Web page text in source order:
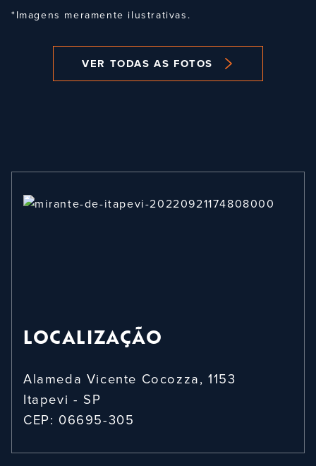
*Imagens meramente ilustrativas.
VER TODAS AS FOTOS
LOCALIZAÇÃO
Alameda Vicente Cocozza, 1153
Itapevi - SP
CEP: 06695-305